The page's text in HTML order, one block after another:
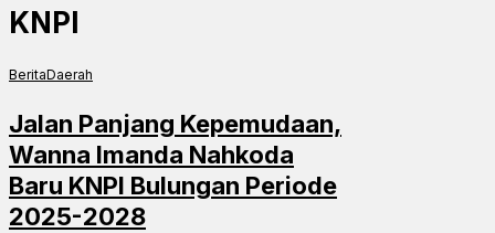
KNPI
BeritaDaerah
Jalan Panjang Kepemudaan,
Wanna Imanda Nahkoda
Baru KNPI Bulungan Periode
2025-2028